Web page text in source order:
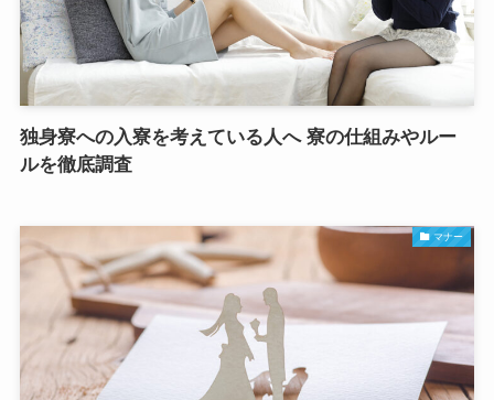
独身寮への入寮を考えている人へ 寮の仕組みやルー
ルを徹底調査
マナー